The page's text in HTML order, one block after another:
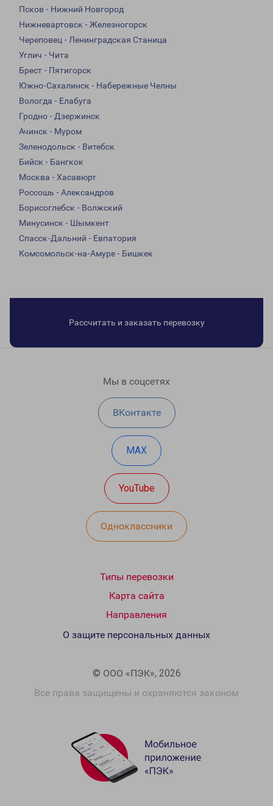
Псков - Нижний Новгород
Нижневартовск - Железногорск
Череповец - Ленинградская Станица
Углич - Чита
Брест - Пятигорск
Южно-Сахалинск - Набережные Челны
Вологда - Елабуга
Гродно - Дзержинск
Ачинск - Муром
Зеленодольск - Витебск
Бийск - Бангкок
Москва - Хасавюрт
Россошь - Александров
Борисоглебск - Волжский
Минусинск - Шымкент
Спасск-Дальний - Евпатория
Комсомольск-на-Амуре - Бишкек
Рассчитать и заказать перевозку
Мы в соцсетях
ВКонтакте
MAX
YouTube
Одноклассники
Типы перевозки
Карта сайта
Направления
© ООО «ПЭК», 2026
Все права защищены и охраняются законом
О защите персональных данных